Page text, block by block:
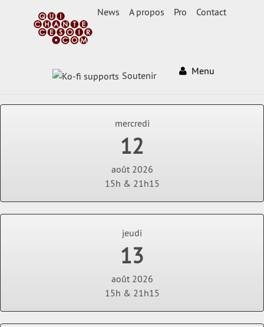
News A propos Pro Contact
Soutenir Menu
mercredi
12
août 2026
15h & 21h15
jeudi
13
août 2026
15h & 21h15